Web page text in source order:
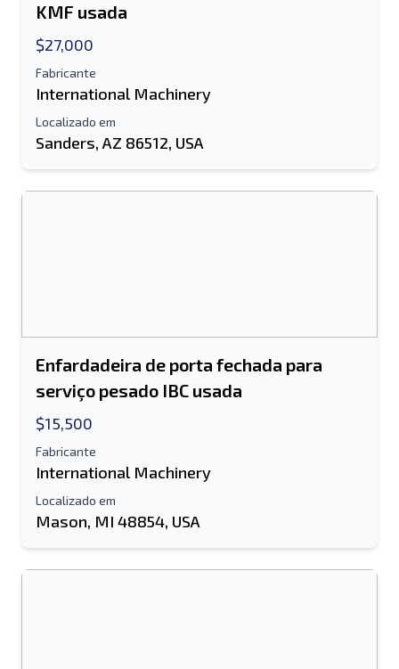
KMF usada
$27,000
Fabricante
International Machinery
Localizado em
Sanders, AZ 86512, USA
Enfardadeira de porta fechada para
serviço pesado IBC usada
$15,500
Fabricante
International Machinery
Localizado em
Mason, MI 48854, USA